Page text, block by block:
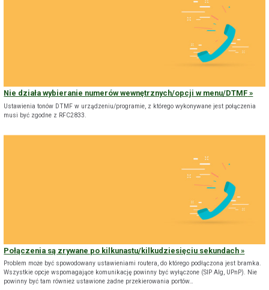
Nie działa wybieranie numerów wewnętrznych/opcji w menu/DTMF
Ustawienia tonów DTMF w urządzeniu/programie, z którego wykonywane jest połączenia
musi być zgodne z RFC2833.
Połączenia są zrywane po kilkunastu/kilkudziesięciu sekundach
Problem może być spowodowany ustawieniami routera, do którego podłączona jest bramka.
Wszystkie opcje wspomagające komunikację powinny być wyłączone (SIP Alg, UPnP). Nie
powinny być tam również ustawione żadne przekierowania portów…